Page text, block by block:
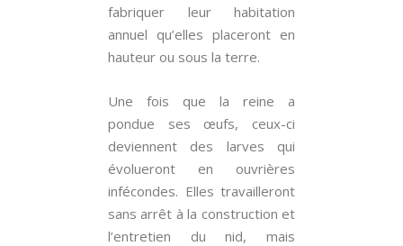
fabriquer leur habitation
annuel qu’elles placeront en
hauteur ou sous la terre.
Une fois que la reine a
pondue ses œufs, ceux-ci
deviennent des larves qui
évolueront en ouvrières
infécondes. Elles travailleront
sans arrêt à la construction et
l’entretien du nid, mais